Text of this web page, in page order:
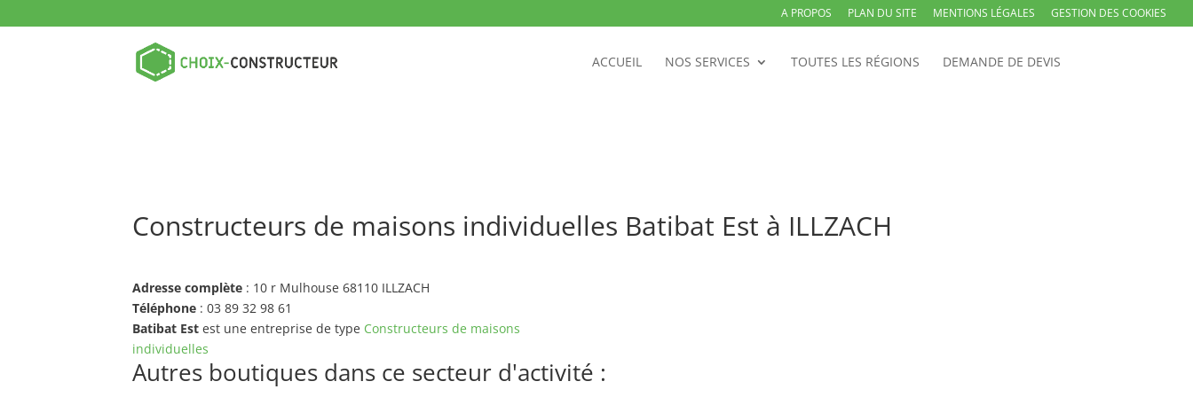
A PROPOS PLAN DU SITE MENTIONS LÉGALES GESTION DES COOKIES
ACCUEIL NOS SERVICES TOUTES LES RÉGIONS DEMANDE DE DEVIS
Constructeurs de maisons individuelles Batibat Est à ILLZACH
Adresse complète : 10 r Mulhouse 68110 ILLZACH
Téléphone : 03 89 32 98 61
Batibat Est est une entreprise de type Constructeurs de maisons
individuelles
Autres boutiques dans ce secteur d'activité :